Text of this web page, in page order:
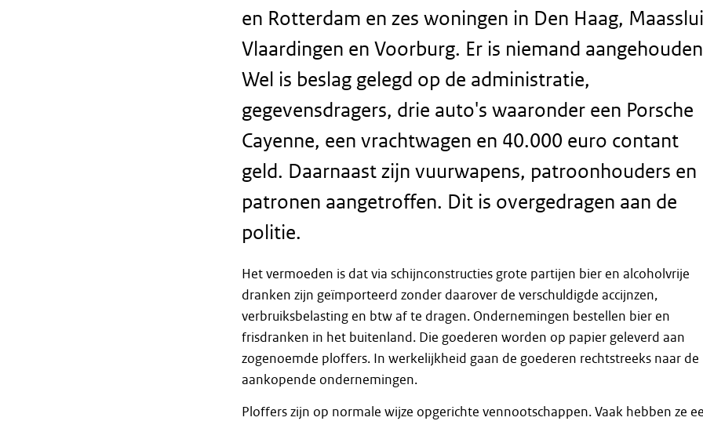
en Rotterdam en zes woningen in Den Haag,
Vlaardingen en Voorburg. Er is niemand
Wel is beslag gelegd op de administratie,
gegevensdragers, drie auto's waaronder een Porsche
Cayenne, een vrachtwagen en 40.000 euro contant
geld. Daarnaast zijn vuurwapens, patroonhouders en
patronen aangetroffen. Dit is overgedragen aan de
politie.
Het vermoeden is dat via schijnconstructies grote partijen bier en alcoholvrije
dranken zijn geïmporteerd zonder daarover de verschuldigde accijnzen,
verbruiksbelasting en btw af te dragen. Ondernemingen bestellen bier en
frisdranken in het buitenland. Die goederen worden op papier geleverd aan
zogenoemde ploffers. In werkelijkheid gaan de goederen rechtstreeks naar de
aankopende ondernemingen.
Ploffers zijn op normale wijze opgerichte vennootschappen. Vaak hebben ze